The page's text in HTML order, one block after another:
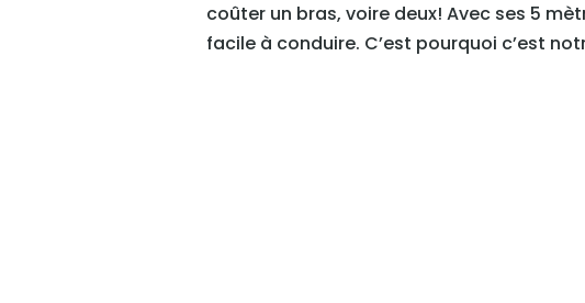
coûter un bras, voire deux! Avec ses 5
facile à conduire. C’est pourquoi c’est